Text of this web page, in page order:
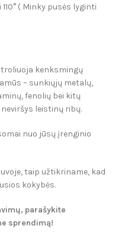
( Minky pusės lyginti
kenksmingų
– sunkiųjų metalų,
fenolių bei kitų
leistinų ribų.
nuo jūsų įrenginio
taip užtikriname, kad
kokybės.
parašykite
sprendimą!